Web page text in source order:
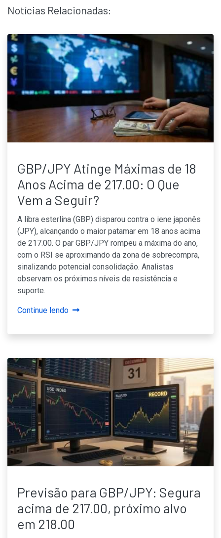
Notícias Relacionadas:
GBP/JPY Atinge Máximas de 18
Anos Acima de 217.00: O Que
Vem a Seguir?
A libra esterlina (GBP) disparou contra o iene japonês
(JPY), alcançando o maior patamar em 18 anos acima
de 217.00. O par GBP/JPY rompeu a máxima do ano,
com o RSI se aproximando da zona de sobrecompra,
sinalizando potencial consolidação. Analistas
observam os próximos níveis de resistência e
suporte.
Continue lendo
Previsão para GBP/JPY: Segura
acima de 217.00, próximo alvo
em 218.00